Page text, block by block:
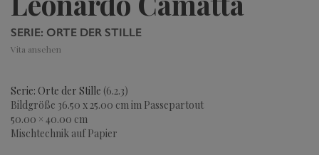
SERIE: ORTE DER STILLE
Vita ansehen
Serie: Orte der Stille (6.2.3)
Bildgröße 36.50 x 25.00 cm im Passepartout
50.00 × 40.00 cm
Mischtechnik auf Papier